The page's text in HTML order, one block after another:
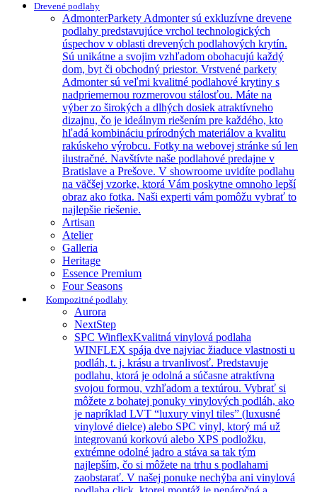
Drevené podlahy
AdmonterParkety Admonter sú exkluzívne drevene
podlahy predstavujúce vrchol technologických
úspechov v oblasti drevených podlahových krytín.
Sú unikátne a svojim vzhľadom obohacujú každý
dom, byt či obchodný priestor. Vrstvené parkety
Admonter sú veľmi kvalitné podlahové krytiny s
nadpriemernou rozmerovou stálosťou. Máte na
výber zo širokých a dlhých dosiek atraktívneho
dizajnu, čo je ideálnym riešením pre každého, kto
hľadá kombináciu prírodných materiálov a kvalitu
rakúskeho výrobcu. Fotky na webovej stránke sú len
ilustračné. Navštívte naše podlahové predajne v
Bratislave a Prešove. V showroome uvidíte podlahu
na väčšej vzorke, ktorá Vám poskytne omnoho lepší
obraz ako fotka. Naši experti vám pomôžu vybrať to
najlepšie riešenie.
Artisan
Atelier
Galleria
Heritage
Essence Premium
Four Seasons
Kompozitné podlahy
Aurora
NextStep
SPC WinflexKvalitná vinylová podlaha
WINFLEX spája dve najviac žiaduce vlastnosti u
podláh, t. j. krásu a trvanlivosť. Predstavuje
podlahu, ktorá je odolná a súčasne atraktívna
svojou formou, vzhľadom a textúrou. Vybrať si
môžete z bohatej ponuky vinylových podláh, ako
je napríklad LVT “luxury vinyl tiles” (luxusné
vinylové dielce) alebo SPC vinyl, ktorý má už
integrovanú korkovú alebo XPS podložku,
extrémne odolné jadro a stáva sa tak tým
najlepším, čo si môžete na trhu s podlahami
zaobstarať. V našej ponuke nechýba ani vinylová